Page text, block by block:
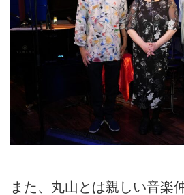
また、丸山とは親しい音楽